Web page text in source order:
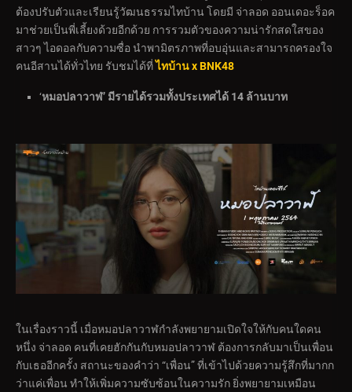
ต้องปรับตัวและเรียนรู้วัฒนธรรมไทบ้าน โดยมี จ่าลอด ออนเดอะร็อค
มาช่วยเป็นพี่เลี้ยงด้วยอีกด้วย การรวมตัวของความน่ารักสดใสของ
สาวๆ ไอดอลกับความซื่อ นำพามิตรภาพที่อบอุ่นและสามารถครองใจ
คนอีสานได้ทั่วไทย รับชมได้ที่ไทบ้าน x BNK48
‘หมอปลาวาฬ’ มีรายได้รวมทั้งประเทศได้ 14 ล้านบาท
ในเรื่องราวนี้ เมื่อหมอปลาวาฬกำลังพยายามเปิดใจให้กับคนใดคน
หนึ่ง จ่าลอด คนที่เคยฮักกันกับหมอปลาวาฬ ต้องการกลับมาเป็นเพื่อน
กับเธออีกครั้ง สถานะของคำว่า “เพื่อน” ที่เข้าไปด้วยความรู้สึกที่มากก
ว่าแค่เพื่อน ทำให้เพิ่มความซับซ้อนในความรัก ยิ่งพยายามเหมือน